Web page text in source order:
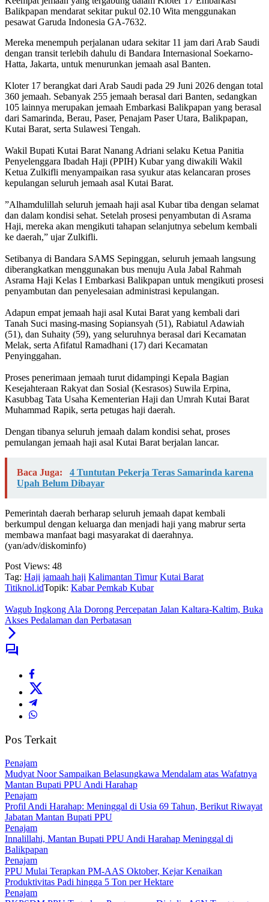
Balikpapan mendarat sekitar pukul 02.10 Wita menggunakan
pesawat Garuda Indonesia GA-7632.
Mereka menempuh perjalanan udara sekitar 11 jam dari Arab Saudi
dengan transit terlebih dahulu di Bandara Internasional Soekarno-
Hatta, Jakarta, untuk menurunkan jemaah asal Banten.
‎Kloter 17 berangkat dari Arab Saudi pada 29 Juni 2026 dengan total
360 jemaah. Sebanyak 255 jemaah berasal dari Banten, sedangkan
105 lainnya merupakan jemaah Embarkasi Balikpapan yang berasal
dari Samarinda, Berau, Paser, Penajam Paser Utara, Balikpapan,
Kutai Barat, serta Sulawesi Tengah.
‎Wakil Bupati Kutai Barat Nanang Adriani selaku Ketua Panitia
Penyelenggara Ibadah Haji (PPIH) Kubar yang diwakili Wakil
Ketua Zulkifli menyampaikan rasa syukur atas kelancaran proses
kepulangan seluruh jemaah asal Kutai Barat.
‎”Alhamdulillah seluruh jemaah haji asal Kubar tiba dengan selamat
dan dalam kondisi sehat. Setelah prosesi penyambutan di Asrama
Haji, mereka akan mengikuti tahapan selanjutnya sebelum kembali
ke daerah,” ujar Zulkifli.
‎Setibanya di Bandara SAMS Sepinggan, seluruh jemaah langsung
diberangkatkan menggunakan bus menuju Aula Jabal Rahmah
Asrama Haji Kelas I Embarkasi Balikpapan untuk mengikuti prosesi
penyambutan dan penyelesaian administrasi kepulangan.
‎Adapun empat jemaah haji asal Kutai Barat yang kembali dari
Tanah Suci masing-masing Sopiansyah (51), Rabiatul Adawiah
(51), dan Suhaity (59), yang seluruhnya berasal dari Kecamatan
Melak, serta Afifatul Ramadhani (17) dari Kecamatan
Penyinggahan.
‎Proses penerimaan jemaah turut didampingi Kepala Bagian
Kesejahteraan Rakyat dan Sosial (Kesrasos) Suwila Erpina,
Kasubbag Tata Usaha Kementerian Haji dan Umrah Kutai Barat
Muhammad Rapik, serta petugas haji daerah.
‎Dengan tibanya seluruh jemaah dalam kondisi sehat, proses
pemulangan jemaah haji asal Kutai Barat berjalan lancar.
Baca Juga:
4 Tuntutan Pekerja Teras Samarinda karena
Upah Belum Dibayar
Pemerintah daerah berharap seluruh jemaah dapat kembali
berkumpul dengan keluarga dan menjadi haji yang mabrur serta
membawa manfaat bagi masyarakat di daerahnya.
(yan/adv/diskominfo)
Post Views: 48
Tag: Haji jamaah haji Kalimantan Timur Kutai Barat
Titiknol.idTopik: Kabar Pemkab Kubar
Wagub Ingkong Ala Dorong Percepatan Jalan Kaltara-Kaltim, Buka
Akses Pedalaman dan Perbatasan
Pos Terkait
Penajam
Mudyat Noor Sampaikan Belasungkawa Mendalam atas Wafatnya
Mantan Bupati PPU Andi Harahap
Penajam
Profil Andi Harahap: Meninggal di Usia 69 Tahun, Berikut Riwayat
Jabatan Mantan Bupati PPU
Penajam
Innalillahi, Mantan Bupati PPU Andi Harahap Meninggal di
Balikpapan
Penajam
PPU Mulai Terapkan PM-AAS Oktober, Kejar Kenaikan
Produktivitas Padi hingga 5 Ton per Hektare
Penajam